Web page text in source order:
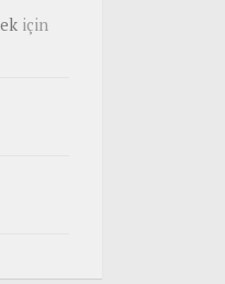
için